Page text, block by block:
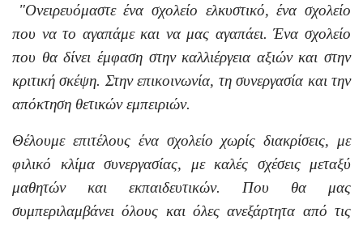
"Ονειρευόμαστε ένα σχολείο ελκυστικό, ένα σχολείο
που να το αγαπάμε και να μας αγαπάει. Ένα σχολείο
που θα δίνει έμφαση στην καλλιέργεια αξιών και στην
κριτική σκέψη. Στην επικοινωνία, τη συνεργασία και την
απόκτηση θετικών εμπειριών.
Θέλουμε επιτέλους ένα σχολείο χωρίς διακρίσεις, με
φιλικό κλίμα συνεργασίας, με καλές σχέσεις μεταξύ
μαθητών και εκπαιδευτικών. Που θα μας
συμπεριλαμβάνει όλους και όλες ανεξάρτητα από τις